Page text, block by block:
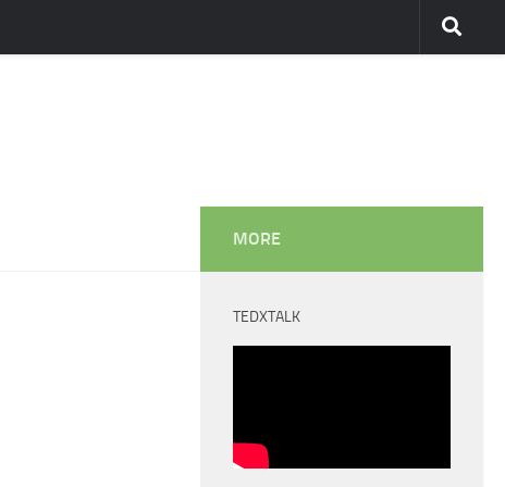
MORE
TEDXTALK